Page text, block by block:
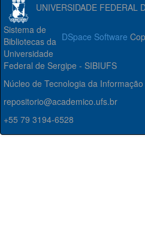
UNIVERSIDADE FEDERAL
DSpace Software
Sistema de
Bibliotecas da
Universidade
Federal de Sergipe - SIBIUFS
Núcleo de Tecnologia da
repositorio@academico.ufs.br
+55 79 3194-6528